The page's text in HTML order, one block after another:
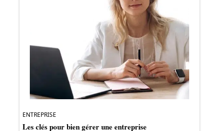
ENTREPRISE
Les clés pour bien gérer une entreprise